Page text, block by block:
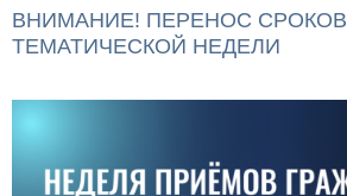
ВНИМАНИЕ! ПЕРЕНОС СРОКОВ
ТЕМАТИЧЕСКОЙ НЕДЕЛИ